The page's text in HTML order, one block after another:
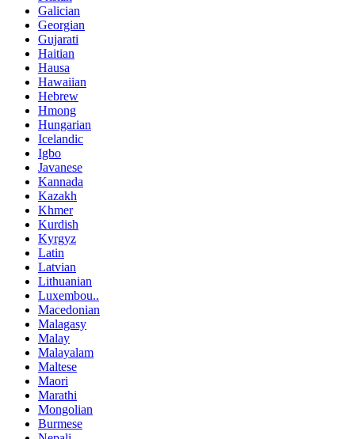
Galician
Georgian
Gujarati
Haitian
Hausa
Hawaiian
Hebrew
Hmong
Hungarian
Icelandic
Igbo
Javanese
Kannada
Kazakh
Khmer
Kurdish
Kyrgyz
Latin
Latvian
Lithuanian
Luxembou..
Macedonian
Malagasy
Malay
Malayalam
Maltese
Maori
Marathi
Mongolian
Burmese